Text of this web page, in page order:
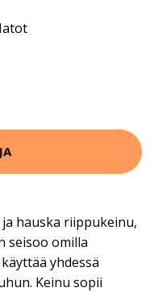
hauska riippukeinu,
seisoo omilla
yhdessä
Keinu sopii